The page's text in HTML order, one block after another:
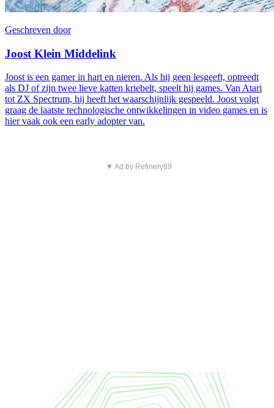
Geschreven door
Joost Klein Middelink
Joost is een gamer in hart en nieren. Als hij geen lesgeeft, optreedt
als DJ of zijn twee lieve katten kriebelt, speelt hij games. Van Atari
tot ZX Spectrum, hij heeft het waarschijnlijk gespeeld. Joost volgt
graag de laatste technologische ontwikkelingen in video games en is
hier vaak ook een early adopter van.
▼ Ad by Refinery89